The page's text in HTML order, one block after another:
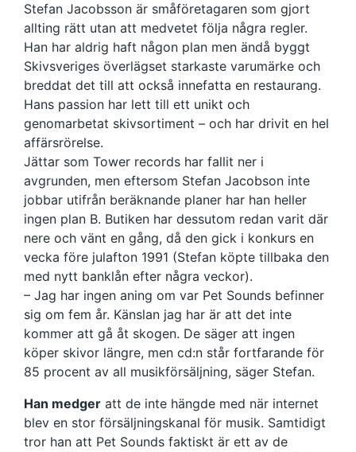
Stefan Jacobsson är småföretagaren som gjort
allting rätt utan att medvetet följa några regler.
Han har aldrig haft någon plan men ändå byggt
Skivsveriges överlägset starkaste varumärke och
breddat det till att också innefatta en restaurang.
Hans passion har lett till ett unikt och
genomarbetat skivsortiment – och har drivit en hel
affärsrörelse.
Jättar som Tower records har fallit ner i
avgrunden, men eftersom Stefan Jacobson inte
jobbar utifrån beräknande planer har han heller
ingen plan B. Butiken har dessutom redan varit där
nere och vänt en gång, då den gick i konkurs en
vecka före julafton 1991 (Stefan köpte tillbaka den
med nytt banklån efter några veckor).
– Jag har ingen aning om var Pet Sounds befinner
sig om fem år. Känslan jag har är att det inte
kommer att gå åt skogen. De säger att ingen
köper skivor längre, men cd:n står fortfarande för
85 procent av all musikförsäljning, säger Stefan.
Han medger att de inte hängde med när internet
blev en stor försäljningskanal för musik. Samtidigt
tror han att Pet Sounds faktiskt är ett av de